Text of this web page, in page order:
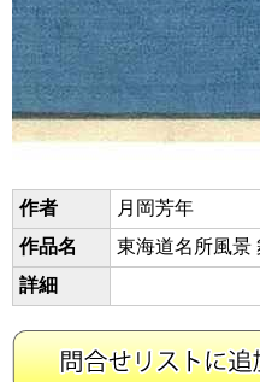
作者
月岡芳年
作品名
東海道名所風景
詳細